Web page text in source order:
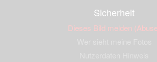
Sicherheit
Dieses Bild melden